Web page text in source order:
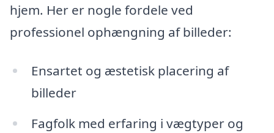
hjem. Her er nogle fordele ved
professionel ophængning af billeder:
Ensartet og æstetisk placering af
billeder
Fagfolk med erfaring i vægtyper og